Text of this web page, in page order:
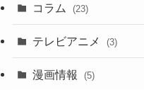
コラム (23)
テレビアニメ (3)
漫画情報 (5)